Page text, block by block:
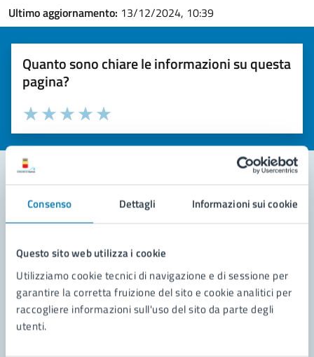
Consenso Dettagli Informazioni sui cookie
Questo sito web utilizza i cookie
Utilizziamo cookie tecnici di navigazione e di sessione per
garantire la corretta fruizione del sito e cookie analitici per
raccogliere informazioni sull'uso del sito da parte degli
utenti.
Ultimo aggiornamento: 13/12/2024, 10:39
Quanto sono chiare le informazioni su questa
pagina?
Valuta la chiarezza delle informazioni (da 1 a 5 stelle)
Seleziona il numero di stelle per valutare la chiarezza delle
Valuta 5 stelle su 5
Valuta 4 stelle su 5
Valuta 3 stelle su 5
Valuta 2 stelle su 5
Valuta 1 stelle su 5
Contatta il comune
Richiedi assistenza
Prenota appuntamento
Problemi in città